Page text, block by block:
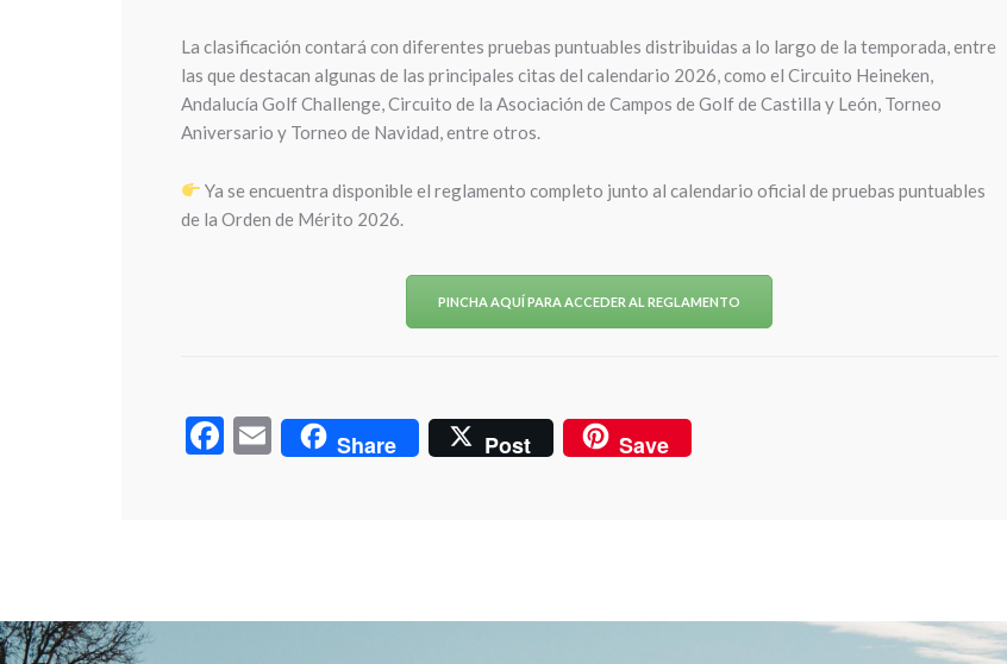
La clasificación contará con diferentes pruebas puntuables distribuidas a lo largo de la temporada, entre
las que destacan algunas de las principales citas del calendario 2026, como el Circuito Heineken,
Andalucía Golf Challenge, Circuito de la Asociación de Campos de Golf de Castilla y León, Torneo
Aniversario y Torneo de Navidad, entre otros.
Ya se encuentra disponible el reglamento completo junto al calendario oficial de pruebas puntuables
de la Orden de Mérito 2026.
PINCHA AQUÍ PARA ACCEDER AL REGLAMENTO
Facebook
EmailShare Post Save